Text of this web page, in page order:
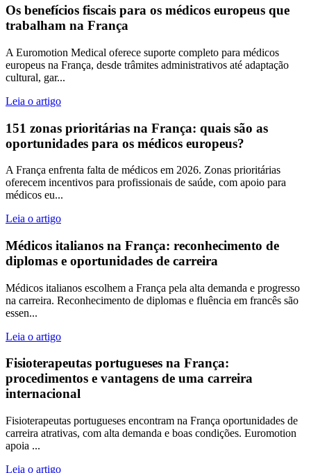
Os benefícios fiscais para os médicos europeus que
trabalham na França
A Euromotion Medical oferece suporte completo para médicos
europeus na França, desde trâmites administrativos até adaptação
cultural, gar...
Leia o artigo
151 zonas prioritárias na França: quais são as
oportunidades para os médicos europeus?
A França enfrenta falta de médicos em 2026. Zonas prioritárias
oferecem incentivos para profissionais de saúde, com apoio para
médicos eu...
Leia o artigo
Médicos italianos na França: reconhecimento de
diplomas e oportunidades de carreira
Médicos italianos escolhem a França pela alta demanda e progresso
na carreira. Reconhecimento de diplomas e fluência em francês são
essen...
Leia o artigo
Fisioterapeutas portugueses na França:
procedimentos e vantagens de uma carreira
internacional
Fisioterapeutas portugueses encontram na França oportunidades de
carreira atrativas, com alta demanda e boas condições. Euromotion
apoia ...
Leia o artigo